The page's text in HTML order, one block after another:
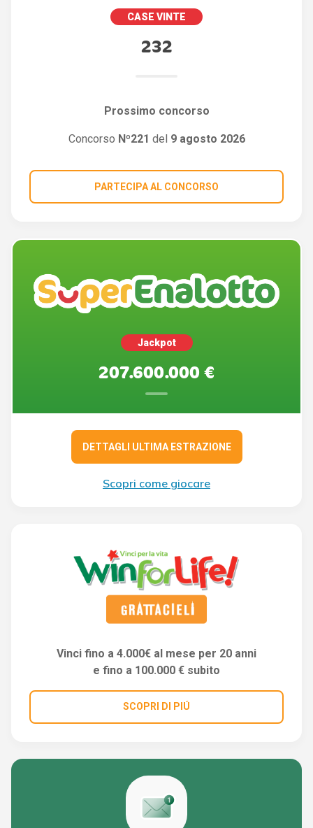
CASE VINTE
232
Prossimo concorso
Concorso Nº221 del 9 agosto 2026
PARTECIPA AL CONCORSO
Jackpot
207.600.000 €
DETTAGLI ULTIMA ESTRAZIONE
Scopri come giocare
Vinci fino a 4.000€ al mese per 20 anni
e fino a 100.000 € subito
SCOPRI DI PIÚ